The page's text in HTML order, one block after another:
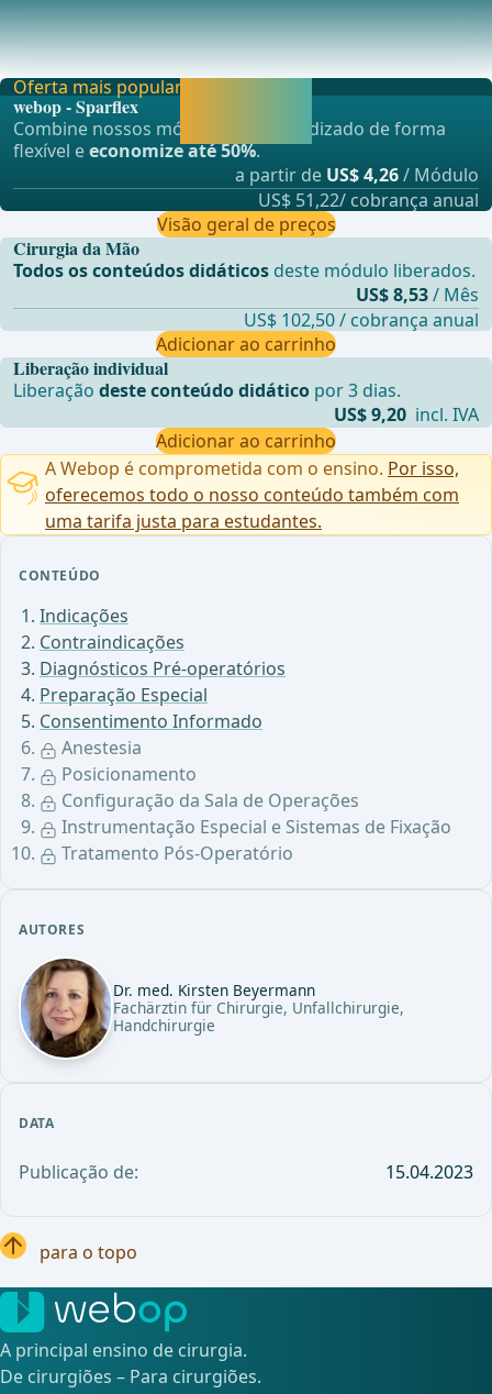
CONTEÚDO
Indicações
Contraindicações
Diagnósticos Pré-operatórios
Preparação Especial
Consentimento Informado
Anestesia
Posicionamento
Configuração da Sala de Operações
Instrumentação Especial e Sistemas de Fixação
Tratamento Pós-Operatório
AUTORES
Dr. med. Kirsten Beyermann
Fachärztin für Chirurgie, Unfallchirurgie,
Handchirurgie
DATA
Publicação de: 15.04.2023
Anestesia plexualAnestesia geral ... - Operações de Cirurgia
Geral, Visceral e Transplantes, Cirurg
Liberação individual
Liberaçãodeste conteúdo didático por 3 dias.
US$ 9,20 incl. IVA
Adicionar ao carrinho
Oferta mais popular
webop - Sparflex
Combine nossos módulos de aprendizado de forma
flexível eeconomize até 50%.
a partir de US$ 4,26/ Módulo
US$ 51,22/ cobrança anual
Visão geral de preços
Cirurgia da Mão
Todos os conteúdos didáticos deste módulo liberados.
US$ 8,53/ Mês
US$ 102,50 / cobrança anual
Adicionar ao carrinho
A Webop é comprometida com o ensino. Por isso,
oferecemos todo o nosso conteúdo também com
uma tarifa justa para estudantes.
para o topo
A principal ensino de cirurgia.
De cirurgiões – Para cirurgiões.